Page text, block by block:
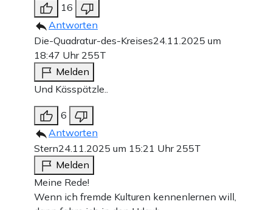
16
Antworten
Die-Quadratur-des-Kreises24.11.2025 um
18:47 Uhr 255T
Melden
Und Kässpätzle..
6
Antworten
Stern24.11.2025 um 15:21 Uhr 255T
Melden
Meine Rede!
Wenn ich fremde Kulturen kennenlernen will,